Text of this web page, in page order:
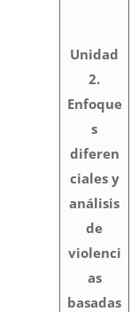
Unidad
2.
Enfoque
s
diferen
ciales y
análisis
de
violenci
as
basadas